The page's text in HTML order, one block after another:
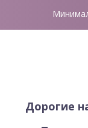
Дорогие